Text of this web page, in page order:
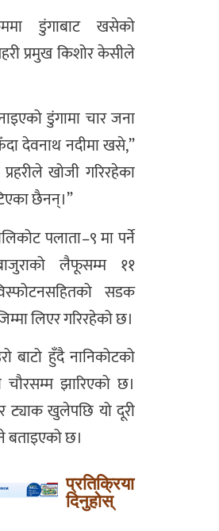
डुंगाबाट खसेको
प्रमुख किशोर केसीले
डुंगामा चार जना
देवनाथ नदीमा खसे,”
खोजी गरिरहेका
छैनन्।”
पलाता–९ मा पर्ने
लैफूसम्म ११
सडक
लिएर गरिरहेको छ।
बाटो हुँदै नानिकोटको
चौरसम्म झारिएको छ।
ट्याक खुलेपछि यो दूरी
बताइएको छ।
प्रतिक्रिया
दिनुहोस्